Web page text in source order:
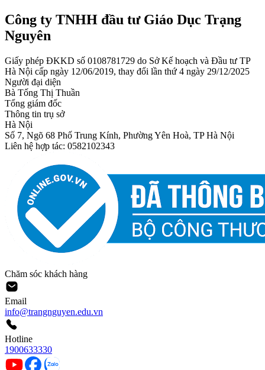
Công ty TNHH đầu tư Giáo Dục Trạng
Nguyên
Giấy phép ĐKKD số 0108781729 do Sở Kế hoạch và Đầu tư TP
Hà Nội cấp ngày 12/06/2019, thay đổi lần thứ 4 ngày 29/12/2025
Người đại diện
Bà Tống Thị Thuần
Tổng giám đốc
Thông tin trụ sở
Hà Nội
Số 7, Ngõ 68 Phố Trung Kính, Phường Yên Hoà, TP Hà Nội
Liên hệ hợp tác: 0582102343
Chăm sóc khách hàng
Email
info@trangnguyen.edu.vn
Hotline
1900633330